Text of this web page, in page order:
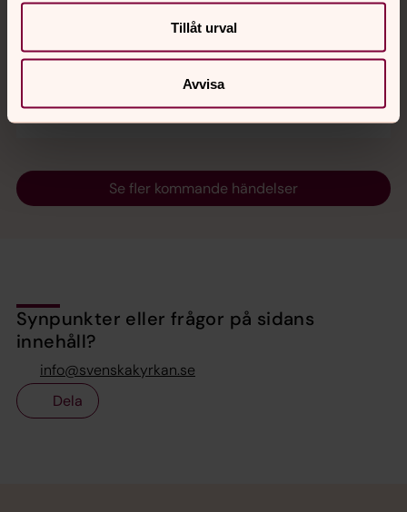
Tillåt urval
Avvisa
Presence, minne - ljus och mörker. Fotografier med
Se fler kommande händelser
Synpunkter eller frågor på sidans
innehåll?
info@svenskakyrkan.se
Dela